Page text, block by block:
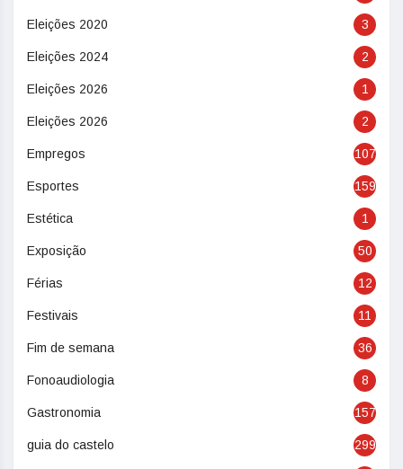
Eleições 2020 3
Eleições 2024 2
Eleições 2026 1
Eleições 2026 2
Empregos 107
Esportes 159
Estética 1
Exposição 50
Férias 12
Festivais 11
Fim de semana 36
Fonoaudiologia 8
Gastronomia 157
guia do castelo 299